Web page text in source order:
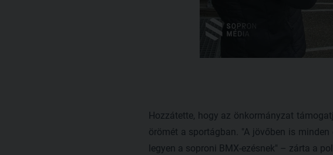
Hozzátette, hogy az önkormányzat
örömét a sportágban. "A jövőben is
legyen a soproni BMX-ezésnek" – zárta a